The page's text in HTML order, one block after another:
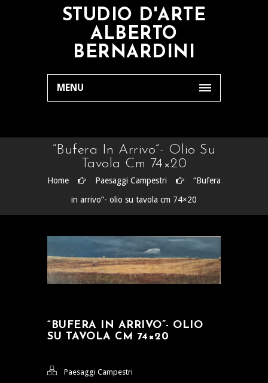
STUDIO D'ARTE
ALBERTO
BERNARDINI
MENU
“Bufera In Arrivo”- Olio Su
Tavola Cm 74×20
Home Paesaggi Campestri
“Bufera
in arrivo”- olio su tavola cm 74×20
“BUFERA IN ARRIVO”- OLIO
SU TAVOLA CM 74×20
Paesaggi Campestri